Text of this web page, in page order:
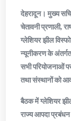
देहरादून। मुख्य
चेतावनी प्रणाली,
ग्लेशियर झील
न्यूनीकरण के अंतर्गत
सभी परियोजनाओं
तथा संस्थानों को
बैठक में ग्लेशियर
राज्य आपदा